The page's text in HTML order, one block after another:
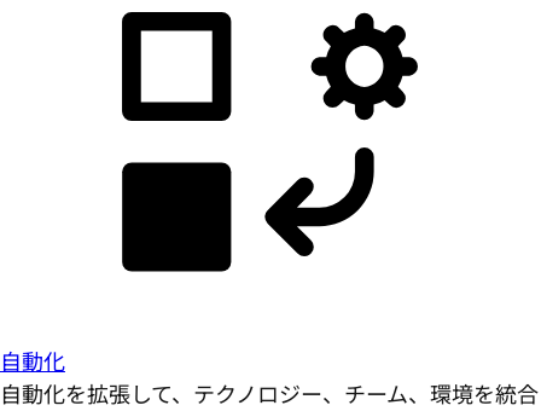
自動化
自動化を拡張して、テクノロジー、チーム、環境を統合